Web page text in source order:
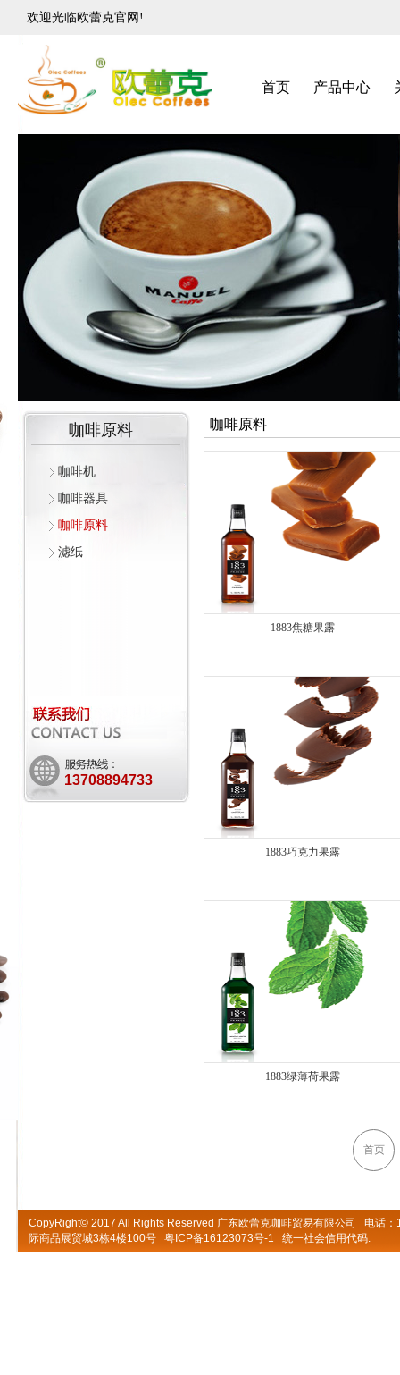
欢迎光临欧蕾克官网!
首页 产品中心
咖啡原料
咖啡机
咖啡器具
咖啡原料
滤纸
13708894733
咖啡原料
1883焦糖果露
1883巧克力果露
1883绿薄荷果露
首页
CopyRight© 2017 All Rights Reserved 广东欧蕾克咖啡贸易有限公司 电话
际商品展贸城3栋4楼100号 粤ICP备16123073号-1 统一社会信用代码: